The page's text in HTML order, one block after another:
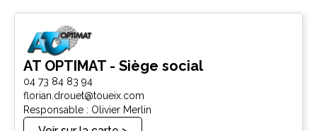
AT OPTIMAT - Siège social
04 73 84 83 94
florian.drouet@toueix.com
Responsable : Olivier Merlin